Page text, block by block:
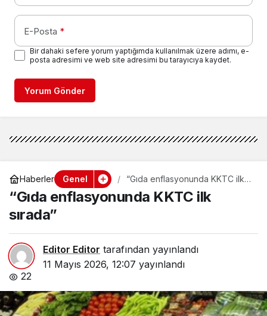
E-Posta *
Bir dahaki sefere yorum yaptığımda kullanılmak üzere adımı, e-
posta adresimi ve web site adresimi bu tarayıcıya kaydet.
Yorum Gönder
Haberler Genel
“Gıda enflasyonunda KKTC ilk
“Gıda enflasyonunda KKTC ilk
sırada”
Editor Editor tarafından yayınlandı
11 Mayıs 2026, 12:07 yayınlandı
22